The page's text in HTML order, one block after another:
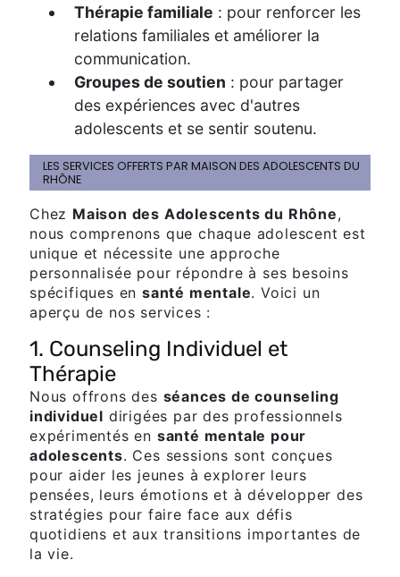
Thérapie familiale : pour renforcer les
relations familiales et améliorer la
communication.
Groupes de soutien : pour partager
des expériences avec d'autres
adolescents et se sentir soutenu.
LES SERVICES OFFERTS PAR MAISON DES ADOLESCENTS DU
RHÔNE
Chez Maison des Adolescents du Rhône,
nous comprenons que chaque adolescent est
unique et nécessite une approche
personnalisée pour répondre à ses besoins
spécifiques ensanté mentale. Voici un
aperçu de nos services :
1. Counseling Individuel et
Thérapie
Nous offrons des séances de counseling
individuel dirigées par des professionnels
expérimentés en santé mentale pour
adolescents. Ces sessions sont conçues
pour aider les jeunes à explorer leurs
pensées, leurs émotions et à développer des
stratégies pour faire face aux défis
quotidiens et aux transitions importantes de
la vie.